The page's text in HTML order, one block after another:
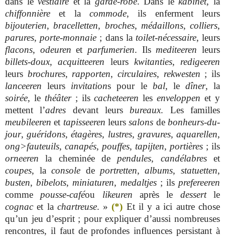
chiffonnière et la commode, ils enferment leurs
bijouterien,bracelletten, broches, médaillons, colliers,
parures, porte-monnaie ; dans la toilet-nécessaire, leurs
flacons, odeuren et parfumerien. Ils mediteeren leurs
billets-doux,acquitteeren leurs kwitanties, redigeeren
leurs brochures, rapporten, circulaires, rekwesten ; ils
lanceeren leurs invitations pour le bal, le dîner, la
soirée, le théâter; ilscacheteeren lesenveloppen et y
mettent l’adres devant leursbureaux. Les familles
meubileeren et tapisseeren leurssalons de bonheurs-du-
jour,guéridons,étagères, lustres, gravures, aquarellen,
ong>fauteuils,canapés, pouffes, tapijten, portières ; ils
orneeren la cheminée de pendules, candélabreset
coupes, laconsole de portretten,albums, statuetten,
busten,bibelots, miniaturen, medaltjes; ils prefereeren
comme pousse-caféou likeuren après le dessertle
cognac et la chartreuse. »(*) Et il y a ici autre chose
qu’un jeu d’esprit ; pour expliquer d’aussi nombreuses
rencontres, il faut de profondes influences persistant à